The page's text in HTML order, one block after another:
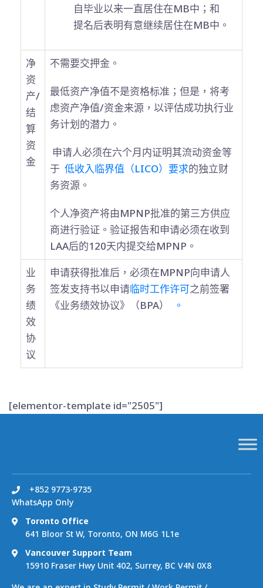
自毕业以来一直居住在MB中；和
提名后表明有意继续居住在MB中。
净
资
产/
结
算
资
金
不需要交押金。
最低资产净值不是资格标准；但是，将考
虑资产净值/资金来源，以评估成功执行业
务计划的潜力。
申请人必须在六个月内证明其流动资金等
于 低收入临界值（LICO）要求的独立财
务资源。
个人净资产将由MPNP批准的第三方供应
商进行验证。验证报告和申请必须在收到
LAA后的120天内提交给MPNP。
业
务
绩
效
协
议
申请获得批准后，必须在MPNP向申请人
签发支持书以申请临时工作许可之前签署
《业务绩效协议》（BPA）
。
[elementor-template id="2505"]
+852 9773-9735
WhatsApp Only
Toronto Office
641 Bloor St W, Toronto, ON M6G 1L1e
Vancouver Support Team
15910 Fraser Hwy Unit 402, Surrey, BC V4N 0X8